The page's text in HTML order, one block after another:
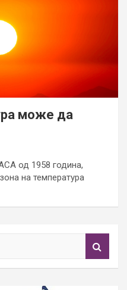
може да
од 1958 година,
на температура